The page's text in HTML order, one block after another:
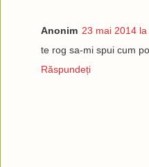
Anonim 23 mai 2014 la
te rog sa-mi spui cum
Răspundeți